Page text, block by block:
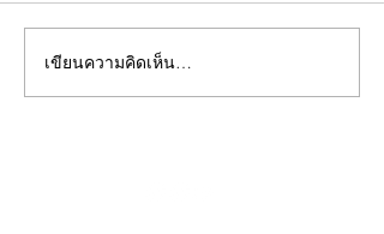
คอลัมน์"จับชีพจรวงการ
พระ"ประจำพุธที่ 29
เขียนความคิดเห็น…